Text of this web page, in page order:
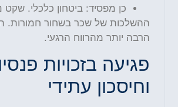
כן מפסיד: ביטחון כלכלי. שקט
ההשלכות של שכר בשחור חמורות. הן
הרבה יותר מהרווח הרגעי.
פגיעה בזכויות
וחיסכון עתידי